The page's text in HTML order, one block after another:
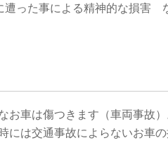
遭った事による精神的な損害
お車は傷つきます（車両事故
には交通事故によらないお車